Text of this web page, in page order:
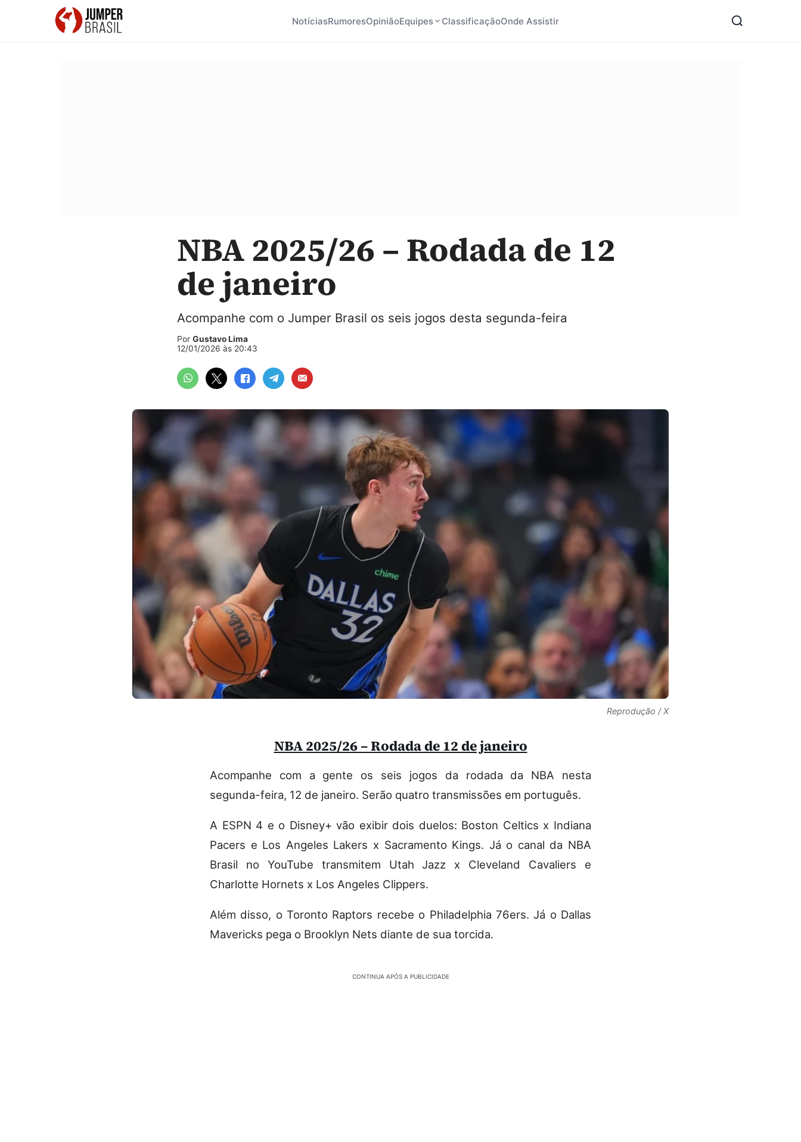
NotíciasRumoresOpiniãoEquipes ClassificaçãoOnde Assistir
NBA 2025/26 – Rodada de 12
de janeiro
Acompanhe com o Jumper Brasil os seis jogos desta segunda-feira
Por Gustavo Lima
12/01/2026 às 20:43
Reprodução / X
NBA 2025/26 – Rodada de 12 de janeiro
Acompanhe com a gente os seis jogos da rodada da NBA nesta
segunda-feira, 12 de janeiro. Serão quatro transmissões em português.
A ESPN 4 e o Disney+ vão exibir dois duelos: Boston Celtics x Indiana
Pacers e Los Angeles Lakers x Sacramento Kings. Já o canal da NBA
Brasil no YouTube transmitem Utah Jazz x Cleveland Cavaliers e
Charlotte Hornets x Los Angeles Clippers.
Além disso, o Toronto Raptors recebe o Philadelphia 76ers. Já o Dallas
Mavericks pega o Brooklyn Nets diante de sua torcida.
CONTINUA APÓS A PUBLICIDADE